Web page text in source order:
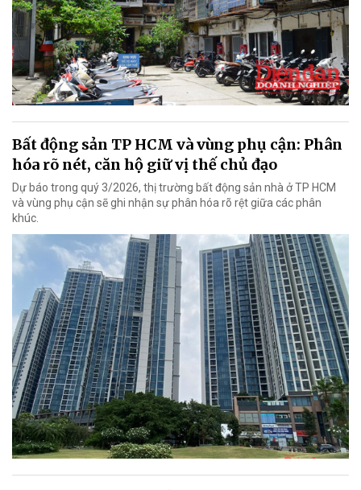
Bất động sản TP HCM và vùng phụ cận: Phân
hóa rõ nét, căn hộ giữ vị thế chủ đạo
Dự báo trong quý 3/2026, thị trường bất động sản nhà ở TP HCM
và vùng phụ cận sẽ ghi nhận sự phân hóa rõ rệt giữa các phân
khúc.